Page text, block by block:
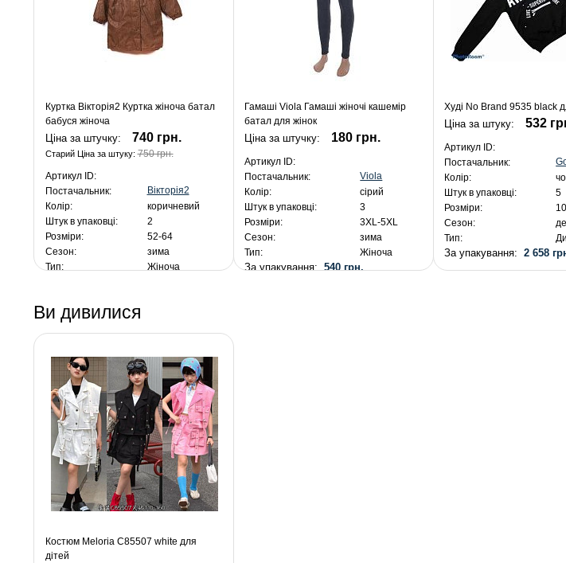
Куртка Вікторія2 Куртка жіноча батал
бабуся жіноча
Ціна за штучку: 740 грн.
Старий Ціна за штуку:750 грн.
Артикул ID:
Постачальник:
Вікторія2
Колір:
коричневий
Штук в упаковці:
2
Розміри:
52-64
Сезон:
зима
Тип:
Жіноча
Гамаші Viola Гамаші жіночі кашемір
батал для жінок
Ціна за штучку: 180 грн.
Артикул ID:
Постачальник:
Viola
Колір:
сірий
Штук в упаковці:
3
Розміри:
3XL-5XL
Сезон:
зима
Тип:
Жіноча
За упакування:540 грн.
Худі No Brand 9535 black
Ціна за штуку: 532
Артикул ID:
Постачальник:
Колір:
Штук в упаковці:
5
Розміри:
Сезон:
Тип:
За упакування:2 658
Ви дивилися
Костюм Meloria C85507 white для
дітей